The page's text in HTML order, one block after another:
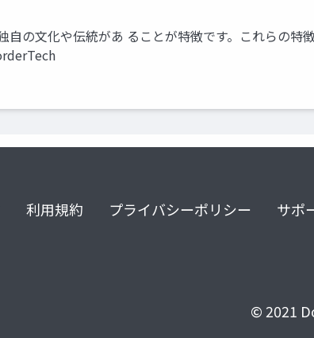
の文化や伝統があ ることが特徴です。これらの特
利用規約 プライバシーポリシー サポ
© 2021